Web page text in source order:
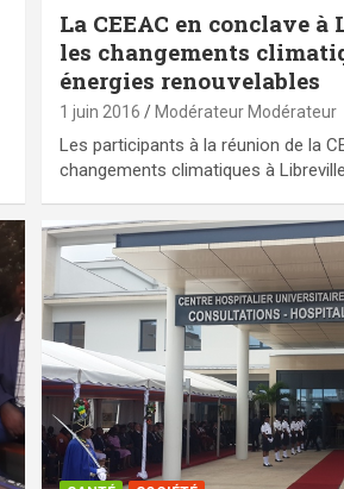
La CEEAC en conclave
les changements
énergies renouvelables
1 juin 2016 Modérateur Modérateur
Les participants à la réunion de la
changements climatiques à